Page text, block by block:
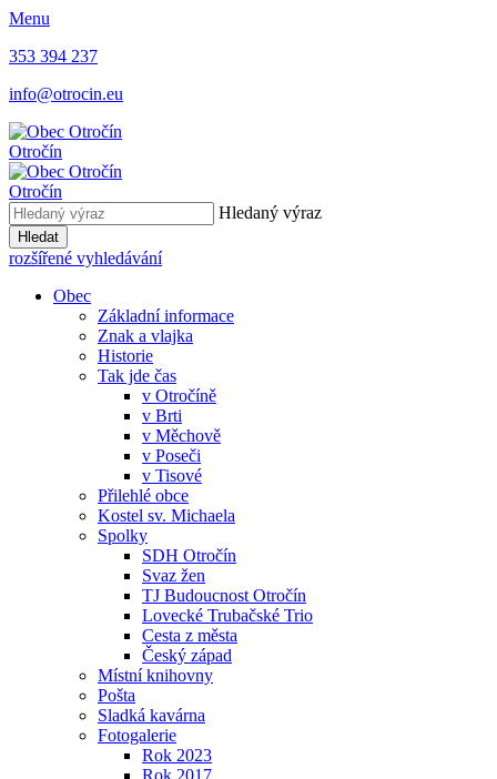
Menu
353 394 237
info@otrocin.eu
Otročín
Otročín
Hledaný výraz
Hledat
rozšířené vyhledávání
Obec
Základní informace
Znak a vlajka
Historie
Tak jde čas
v Otročíně
v Brti
v Měchově
v Poseči
v Tisové
Přilehlé obce
Kostel sv. Michaela
Spolky
SDH Otročín
Svaz žen
TJ Budoucnost Otročín
Lovecké Trubačské Trio
Cesta z města
Český západ
Místní knihovny
Pošta
Sladká kavárna
Fotogalerie
Rok 2023
Rok 2017